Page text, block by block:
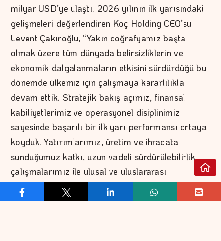
milyar USD’ye ulaştı. 2026 yılının ilk yarısındaki
gelişmeleri değerlendiren Koç Holding CEO’su
Levent Çakıroğlu, “Yakın coğrafyamız başta
olmak üzere tüm dünyada belirsizliklerin ve
ekonomik dalgalanmaların etkisini sürdürdüğü bu
dönemde ülkemiz için çalışmaya kararlılıkla
devam ettik. Stratejik bakış açımız, finansal
kabiliyetlerimiz ve operasyonel disiplinimiz
sayesinde başarılı bir ilk yarı performansı ortaya
koyduk. Yatırımlarımız, üretim ve ihracata
sunduğumuz katkı, uzun vadeli sürdürülebilirlik
çalışmalarımız ile ulusal ve uluslararası
platformlarda elde ettiğimiz başarılar, istikrarlı
performansımızın ve uzun vadeli değer yaratma